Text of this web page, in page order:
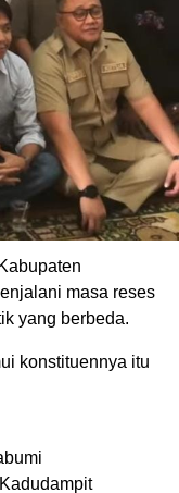
masa reses
yang berbeda.
konstituennya itu